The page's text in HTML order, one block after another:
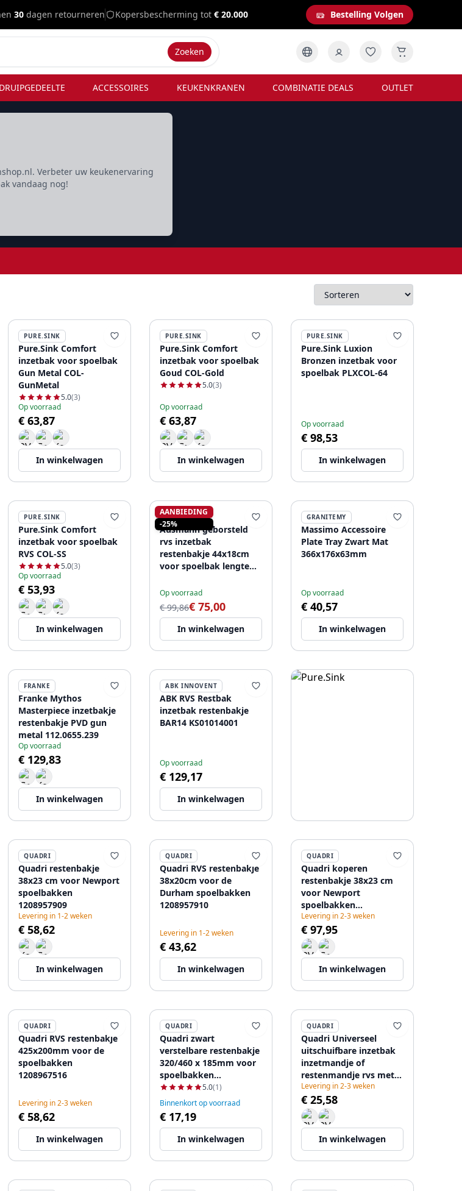
30 dagen retourneren Kopersbescherming tot € 20.000 Bestelling Volgen
Zoeken
ACCESSOIRES KEUKENKRANEN COMBINATIE DEALS OUTLET
Verbeter uw keukenervaring
vandaag nog!
PURE.SINK
Pure.Sink Comfort
inzetbak voor spoelbak
Gun Metal COL-
GunMetal
5.0(3)
Op voorraad
€ 63,87
In winkelwagen
PURE.SINK
Pure.Sink Comfort
inzetbak voor spoelbak
Goud COL-Gold
5.0(3)
Op voorraad
€ 63,87
In winkelwagen
PURE.SINK
Pure.Sink Luxion
Bronzen inzetbak voor
spoelbak PLXCOL-64
Op voorraad
€ 98,53
In winkelwagen
PURE.SINK
Pure.Sink Comfort
inzetbak voor spoelbak
RVS COL-SS
5.0(3)
Op voorraad
€ 53,93
In winkelwagen
AANBIEDING
-25%
AUSMANN
Ausmann geborsteld
rvs inzetbak
restenbakje 44x18cm
voor spoelbak lengte
Op voorraad
€ 99,86€ 75,00
In winkelwagen
GRANITEMY
Massimo Accessoire
Plate Tray Zwart Mat
366x176x63mm
Op voorraad
€ 40,57
In winkelwagen
FRANKE
Franke Mythos
Masterpiece inzetbakje
restenbakje PVD gun
metal 112.0655.239
Op voorraad
€ 129,83
In winkelwagen
ABK INNOVENT
ABK RVS Restbak
inzetbak restenbakje
BAR14 KS01014001
Op voorraad
€ 129,17
In winkelwagen
QUADRI
Quadri restenbakje
38x23 cm voor Newport
spoelbakken
1208957909
Levering in 1-2 weken
€ 58,62
In winkelwagen
QUADRI
Quadri RVS restenbakje
38x20cm voor de
Durham spoelbakken
1208957910
Levering in 1-2 weken
€ 43,62
In winkelwagen
QUADRI
Quadri koperen
restenbakje 38x23 cm
voor Newport
spoelbakken
1208967505
Levering in 2-3 weken
€ 97,95
In winkelwagen
QUADRI
Quadri RVS restenbakje
425x200mm voor de
spoelbakken
1208967516
Levering in 2-3 weken
€ 58,62
In winkelwagen
QUADRI
Quadri zwart
verstelbare restenbakje
320/460 x 185mm voor
spoelbakken
12089675415.0(1)
Binnenkort op voorraad
€ 17,19
In winkelwagen
QUADRI
Quadri Universeel
uitschuifbare inzetbak
inzetmandje of
restenmandje rvs met
grijs handgrepen
225mm breed
1208967543
Levering in 2-3 weken
€ 25,58
In winkelwagen